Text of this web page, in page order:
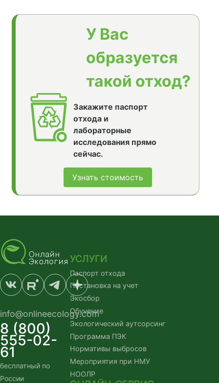
У Вас
образуется
такой отход?
Закажите паспорт
отхода и
лабораторные
исследования прямо
сейчас.
Узнать стоимость
info@onlineecology.com
8 (800)
555-02-
61
бесплатный по
России
УСЛУГИ
Паспорт отхода
Постановка на учет
Экосбор
Обучение
Экологический аутсорсинг
Программа ПЭК
Нормативы выбросов
Мероприятия при НМУ
НООЛР